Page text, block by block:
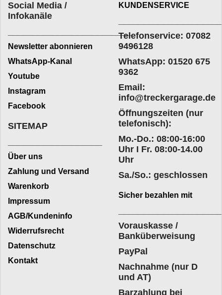
Social Media /
Infokanäle
_________________________
Newsletter abonnieren
WhatsApp-Kanal
Youtube
Instagram
Facebook
KUNDENSERVICE
Telefonservice: 07082
9496128
WhatsApp: 01520 675
9362
Email:
info@treckergarage.de
Öffnungszeiten (nur
telefonisch):
Mo.-Do.: 08:00-16:00
Uhr I Fr. 08:00-14.00
Uhr
Sa./So.: geschlossen
SITEMAP
Über uns
Zahlung und Versand
Warenkorb
Impressum
AGB/Kundeninfo
Widerrufsrecht
Datenschutz
Kontakt
Sicher bezahlen mit
Vorauskasse /
Banküberweisung
PayPal
Nachnahme (nur D
und AT)
Barzahlung bei